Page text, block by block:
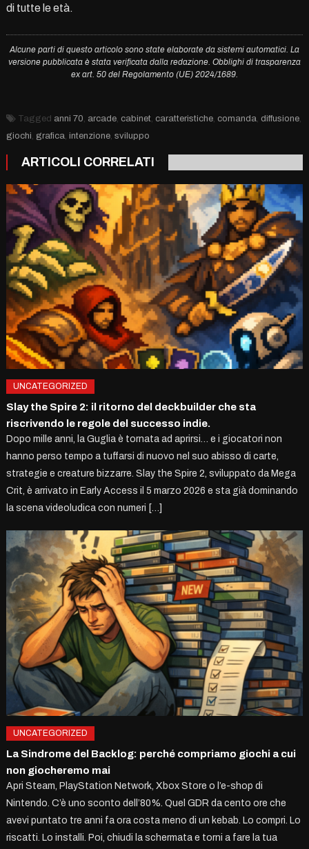
di tutte le età.
Alcune parti di questo articolo sono state elaborate da sistemi automatici. La
versione pubblicata è stata verificata dalla redazione. Obblighi di trasparenza
ex art. 50 del Regolamento (UE) 2024/1689.
Tagged anni 70 arcade, cabinet, caratteristiche, comanda diffusione,
giochi grafica intenzione, sviluppo
ARTICOLI CORRELATI
UNCATEGORIZED
Slay the Spire 2: il ritorno del deckbuilder che sta
riscrivendo le regole del successo indie.
Dopo mille anni, la Guglia è tornata ad aprirsi… e i giocatori non
hanno perso tempo a tuffarsi di nuovo nel suo abisso di carte,
strategie e creature bizzarre. Slay the Spire 2, sviluppato da Mega
Crit, è arrivato in Early Access il 5 marzo 2026 e sta già dominando
la scena videoludica con numeri […]
UNCATEGORIZED
La Sindrome del Backlog: perché compriamo giochi a cui
non giocheremo mai
Apri Steam, PlayStation Network, Xbox Store o l’e-shop di
Nintendo. C’è uno sconto dell’80%. Quel GDR da cento ore che
avevi puntato tre anni fa ora costa meno di un kebab. Lo compri. Lo
riscatti. Lo installi. Poi, chiudi la schermata e torni a fare la tua